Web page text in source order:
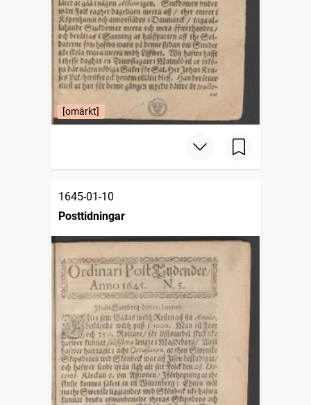
[omärkt]
1645-01-10
Posttidningar